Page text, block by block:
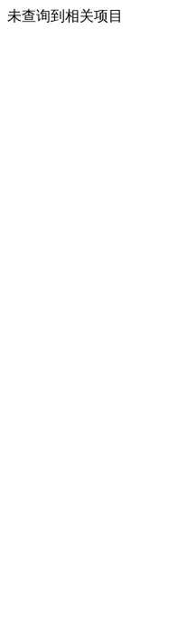
未查询到相关项目